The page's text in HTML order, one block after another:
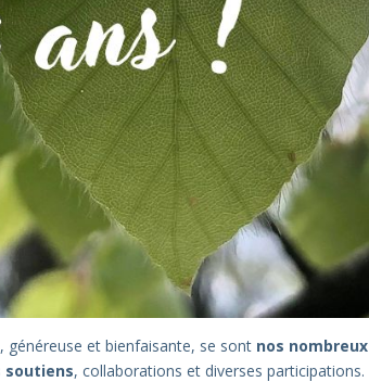
et bienfaisante, se sont nos nombreux
soutiens, collaborations et diverses participations.